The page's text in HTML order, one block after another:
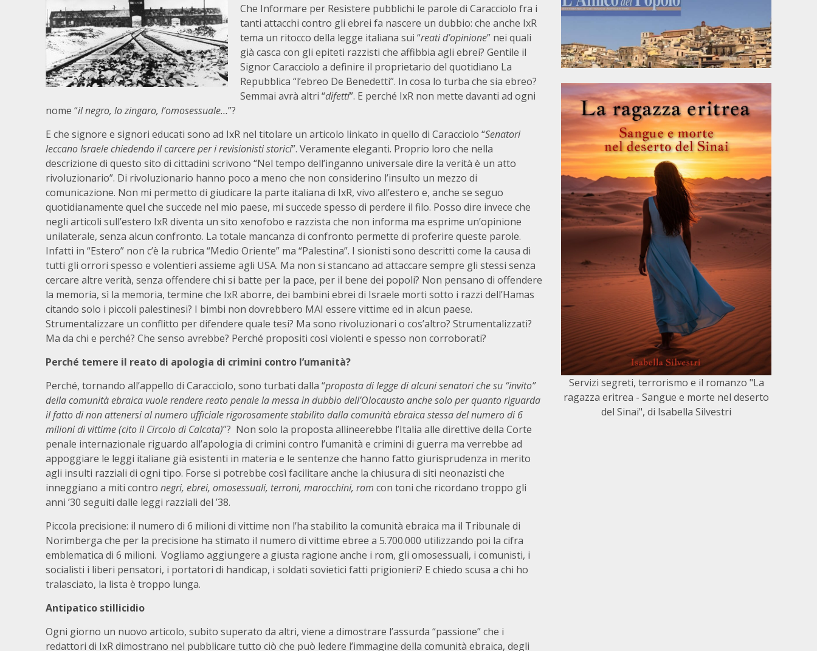
Che Informare per Resistere pubblichi le parole di Caracciolo fra i
tanti attacchi contro gli ebrei fa nascere un dubbio: che anche IxR
tema un ritocco della legge italiana sui “reati d’opinione” nei quali
già casca con gli epiteti razzisti che affibbia agli ebrei? Gentile il
Signor Caracciolo a definire il proprietario del quotidiano La
Repubblica “l’ebreo De Benedetti”. In cosa lo turba che sia ebreo?
Semmai avrà altri “difetti”. E perché IxR non mette davanti ad ogni
nome “il negro, lo zingaro, l’omosessuale…”?
E che signore e signori educati sono ad IxR nel titolare un articolo linkato in quello di Caracciolo “Senatori
leccano Israele chiedendo il carcere per i revisionisti storici”. Veramente eleganti. Proprio loro che nella
descrizione di questo sito di cittadini scrivono “Nel tempo dell’inganno universale dire la verità è un atto
rivoluzionario”. Di rivoluzionario hanno poco a meno che non considerino l’insulto un mezzo di
comunicazione. Non mi permetto di giudicare la parte italiana di IxR, vivo all’estero e, anche se seguo
quotidianamente quel che succede nel mio paese, mi succede spesso di perdere il filo. Posso dire invece che
negli articoli sull’estero IxR diventa un sito xenofobo e razzista che non informa ma esprime un’opinione
unilaterale, senza alcun confronto. La totale mancanza di confronto permette di proferire queste parole.
Infatti in “Estero” non c’è la rubrica “Medio Oriente” ma “Palestina”. I sionisti sono descritti come la causa di
tutti gli orrori spesso e volentieri assieme agli USA. Ma non si stancano ad attaccare sempre gli stessi senza
cercare altre verità, senza offendere chi si batte per la pace, per il bene dei popoli? Non pensano di offendere
la memoria, sì la memoria, termine che IxR aborre, dei bambini ebrei di Israele morti sotto i razzi dell’Hamas
citando solo i piccoli palestinesi? I bimbi non dovrebbero MAI essere vittime ed in alcun paese.
Strumentalizzare un conflitto per difendere quale tesi? Ma sono rivoluzionari o cos’altro? Strumentalizzati?
Ma da chi e perché? Che senso avrebbe? Perché propositi così violenti e spesso non corroborati?
Perché temere il reato di apologia di crimini contro l’umanità?
Perché, tornando all’appello di Caracciolo, sono turbati dalla “proposta di legge di alcuni senatori che su “invito”
della comunità ebraica vuole rendere reato penale la messa in dubbio dell’Olocausto anche solo per quanto riguarda
il fatto di non attenersi al numero ufficiale rigorosamente stabilito dalla comunità ebraica stessa del numero di 6
milioni di vittime (cito il Circolo di Calcata)”? Non solo la proposta allineerebbe l’Italia alle direttive della Corte
penale internazionale riguardo all’apologia di crimini contro l’umanità e crimini di guerra ma verrebbe ad
appoggiare le leggi italiane già esistenti in materia e le sentenze che hanno fatto giurisprudenza in merito
agli insulti razziali di ogni tipo. Forse si potrebbe così facilitare anche la chiusura di siti neonazisti che
inneggiano a miti contro negri, ebrei, omosessuali, terroni, marocchini, rom con toni che ricordano troppo gli
anni ’30 seguiti dalle leggi razziali del ’38.
Piccola precisione: il numero di 6 milioni di vittime non l’ha stabilito la comunità ebraica ma il Tribunale di
Norimberga che per la precisione ha stimato il numero di vittime ebree a 5.700.000 utilizzando poi la cifra
emblematica di 6 milioni. Vogliamo aggiungere a giusta ragione anche i rom, gli omosessuali, i comunisti, i
socialisti i liberi pensatori, i portatori di handicap, i soldati sovietici fatti prigionieri? E chiedo scusa a chi ho
tralasciato, la lista è troppo lunga.
Antipatico stillicidio
Ogni giorno un nuovo articolo, subito superato da altri, viene a dimostrare l’assurda “passione” che i
redattori di IxR dimostrano nel pubblicare tutto ciò che può ledere l’immagine della comunità ebraica, degli
Servizi segreti, terrorismo e il romanzo "La
ragazza eritrea - Sangue e morte nel deserto
del Sinai", di Isabella Silvestri